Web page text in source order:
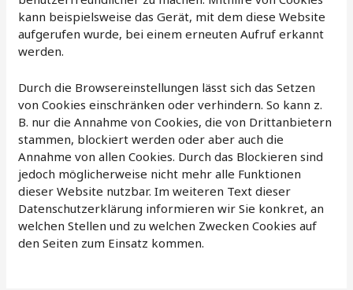
kann beispielsweise das Gerät, mit dem diese Website
aufgerufen wurde, bei einem erneuten Aufruf erkannt
werden.
Durch die Browsereinstellungen lässt sich das Setzen
von Cookies einschränken oder verhindern. So kann z.
B. nur die Annahme von Cookies, die von Drittanbietern
stammen, blockiert werden oder aber auch die
Annahme von allen Cookies. Durch das Blockieren sind
jedoch möglicherweise nicht mehr alle Funktionen
dieser Website nutzbar. Im weiteren Text dieser
Datenschutzerklärung informieren wir Sie konkret, an
welchen Stellen und zu welchen Zwecken Cookies auf
den Seiten zum Einsatz kommen.